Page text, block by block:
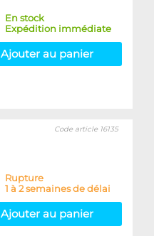
En stock
Expédition immédiate
Ajouter au panier
Code article 16135
Rupture
1 à 2 semaines de délai
Ajouter au panier